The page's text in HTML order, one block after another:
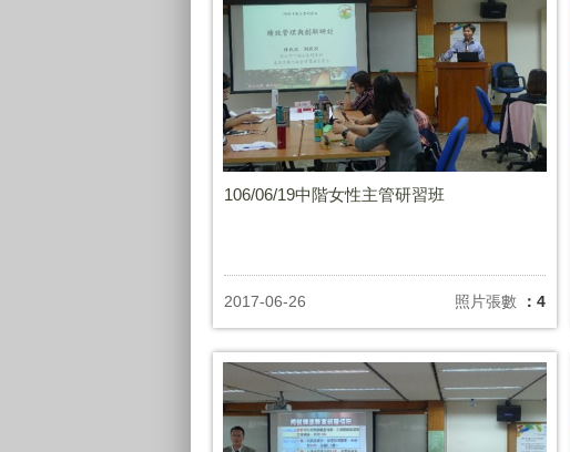
106/06/19中階女性主管研習班
2017-06-26 照片張數 ：4